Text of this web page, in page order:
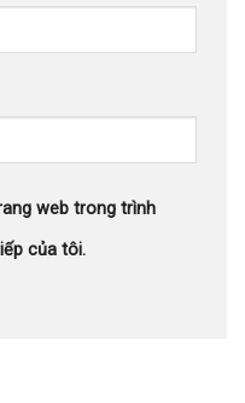
web trong trình
của tôi.